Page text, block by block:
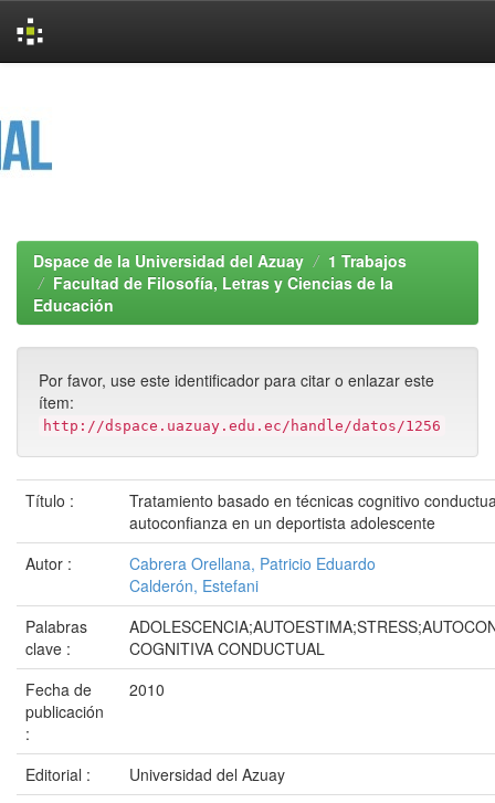
Dspace de la Universidad del Azuay
1 Trabajos
Facultad de Filosofía, Letras y Ciencias de la
Educación
Por favor, use este identificador para citar o enlazar este
ítem:
http://dspace.uazuay.edu.ec/handle/datos/1256
Título :
Tratamiento basado en técnicas cognitivo
autoconfianza en un deportista adolescente
Autor :
Cabrera Orellana, Patricio Eduardo
Calderón, Estefani
Palabras
clave :
COGNITIVA CONDUCTUAL
Fecha de
publicación
:
2010
Editorial :
Universidad del Azuay